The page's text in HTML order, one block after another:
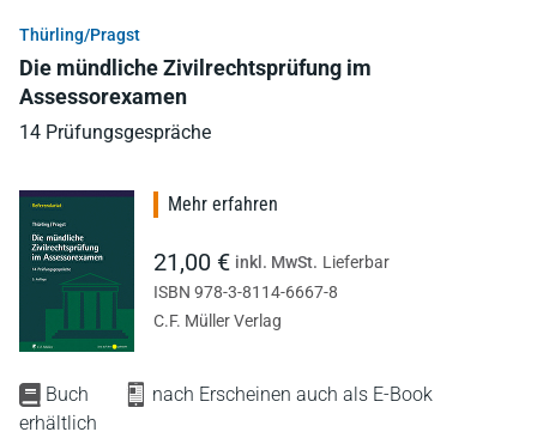
Thürling/Pragst
Die mündliche Zivilrechtsprüfung im
Assessorexamen
14 Prüfungsgespräche
Buch
nach Erscheinen auch als E-Book
erhältlich
Mehr erfahren
21,00 € inkl. MwSt. Lieferbar
ISBN 978-3-8114-6667-8
C.F. Müller Verlag